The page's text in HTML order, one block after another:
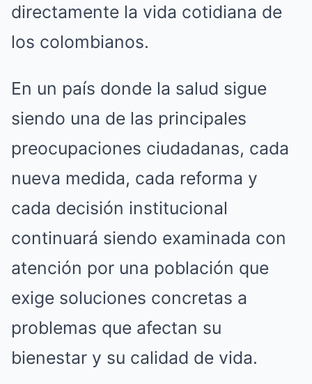
directamente la vida cotidiana de
los colombianos.
En un país donde la salud sigue
siendo una de las principales
preocupaciones ciudadanas, cada
nueva medida, cada reforma y
cada decisión institucional
continuará siendo examinada con
atención por una población que
exige soluciones concretas a
problemas que afectan su
bienestar y su calidad de vida.